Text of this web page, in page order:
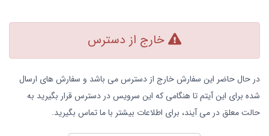
خارج از دسترس
در حال حاضر این سفارش خارج از دسترس می باشد و سفارش های ارسال
شده برای این آیتم تا هنگامی که این سرویس در دسترس قرار بگیرید به
حالت معلق در می آیند، برای اطلاعات بیشتر با ما تماس بگیرید.